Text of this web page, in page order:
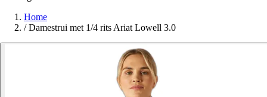
Home
/ Damestrui met 1/4 rits Ariat Lowell 3.0